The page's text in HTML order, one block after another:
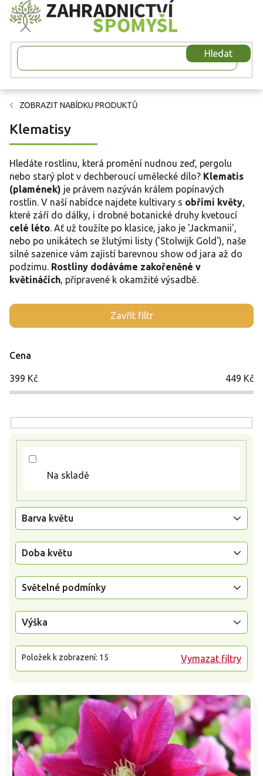
Přejít
na
obsah
Hledat
ZOBRAZIT NABÍDKU PRODUKTŮ
Klematisy
Hledáte rostlinu, která promění nudnou zeď, pergolu
nebo starý plot v dechberoucí umělecké dílo? Klematis
(plamének) je právem nazýván králem popínavých
rostlin. V naší nabídce najdete kultivary s obřími květy
které září do dálky, i drobné botanické druhy kvetoucí
celé léto . Ať už toužíte po klasice, jako je 'Jackmanii',
nebo po unikátech se žlutými listy ('Stolwijk Gold'), naše
silné sazenice vám zajistí barevnou show od jara až do
podzimu. Rostliny dodáváme zakořeněné v
květináčích , připravené k okamžité výsadbě.
Zavřít filtr
Cena
399 Kč 449 Kč
Na skladě
Barva květu
Doba květu
Světelné podmínky
Výška
Vymazat filtry
Položek k zobrazení: 15
V
ý
s
p
u